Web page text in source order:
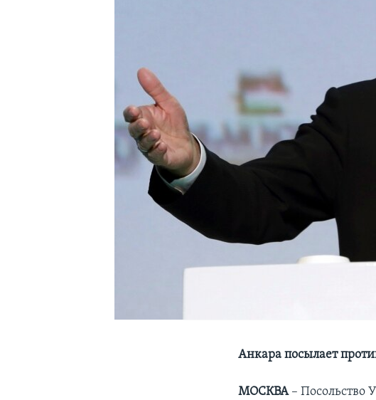
Анкара посылает
МОСКВА– Посольство